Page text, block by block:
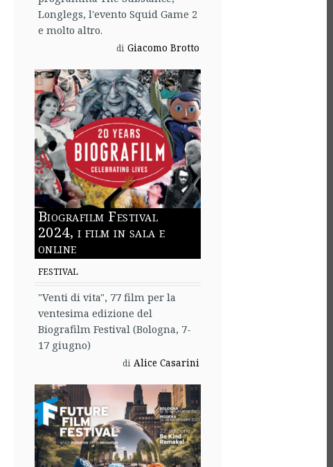
Longlegs, l'evento Squid Game 2
e molto altro.
di Giacomo Brotto
Biografilm Festival
2024, i film in sala e
online
FESTIVAL
"Venti di vita", 77 film per la
ventesima edizione del
Biografilm Festival (Bologna, 7-
17 giugno)
di Alice Casarini